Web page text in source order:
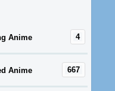
4
Anime
667
Anime